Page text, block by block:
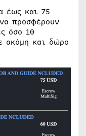
έως και 75
προσφέρουν
όσο 10
ακόμη και δώρο